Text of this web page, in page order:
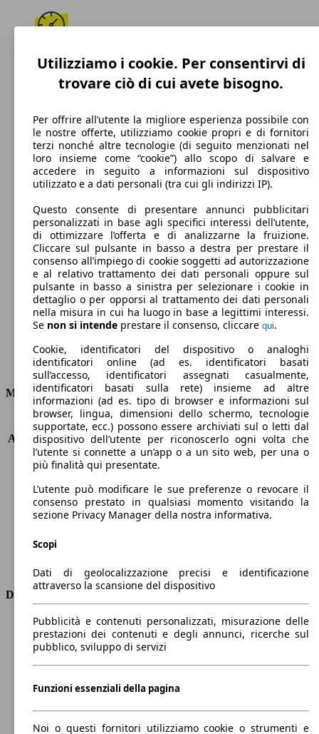
180 km/h
Velocità massima
Elettrica/Benzina
Carburante
96 g/km
Emissioni di CO2 (combinato)*
Consumi
Motore e Prestazioni
KW (PS)
73 kW (99 PS)
Accelerazione (0-100 km/h)
10.9s
Velocità massima (km/h)
180 km/h
Numero di marce
-
Coppia
142 nm
Cilindrata
1798 ccm
Carburante
Elettrica/Benzina
Trasmissione
Dimensioni
Lunghezza
4600 mm
Altezza
1490 mm
Larghezza
Peso massimo
1815 kg
Utilizziamo i cookie. Per consentirvi di
trovare ciò di cui avete bisogno.
Per offrire all’utente la migliore esperienza possibile con
le nostre offerte, utilizziamo cookie propri e di fornitori
terzi nonché altre tecnologie (di seguito menzionati nel
loro insieme come “cookie”) allo scopo di salvare e
accedere in seguito a informazioni sul dispositivo
utilizzato e a dati personali (tra cui gli indirizzi IP).
Questo consente di presentare annunci pubblicitari
personalizzati in base agli specifici interessi dell’utente,
di ottimizzare l’offerta e di analizzarne la fruizione.
Cliccare sul pulsante in basso a destra per prestare il
consenso all’impiego di cookie soggetti ad autorizzazione
e al relativo trattamento dei dati personali oppure sul
pulsante in basso a sinistra per selezionare i cookie in
dettaglio o per opporsi al trattamento dei dati personali
nella misura in cui ha luogo in base a legittimi interessi.
Se non si intende prestare il consenso, cliccare qui.
Cookie, identificatori del dispositivo o analoghi
identificatori online (ad es. identificatori basati
sull’accesso, identificatori assegnati casualmente,
identificatori basati sulla rete) insieme ad altre
informazioni (ad es. tipo di browser e informazioni sul
browser, lingua, dimensioni dello schermo, tecnologie
supportate, ecc.) possono essere archiviati sul o letti dal
dispositivo dell’utente per riconoscerlo ogni volta che
l’utente si connette a un’app o a un sito web, per una o
più finalità qui presentate.
L’utente può modificare le sue preferenze o revocare il
consenso prestato in qualsiasi momento visitando la
sezione Privacy Manager della nostra informativa.
Scopi
Dati di geolocalizzazione precisi e identificazione
attraverso la scansione del dispositivo
Pubblicità e contenuti personalizzati, misurazione delle
prestazioni dei contenuti e degli annunci, ricerche sul
pubblico, sviluppo di servizi
Funzioni essenziali della pagina
Noi o questi fornitori utilizziamo cookie o strumenti e